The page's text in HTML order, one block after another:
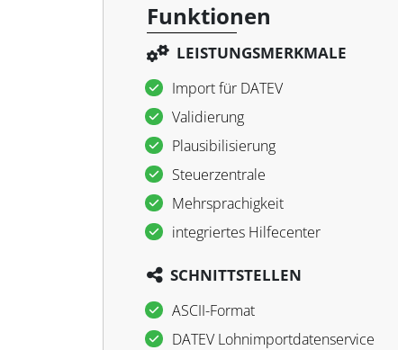
Funktionen
LEISTUNGSMERKMALE
Import für DATEV
Validierung
Plausibilisierung
Steuerzentrale
Mehrsprachigkeit
integriertes Hilfecenter
SCHNITTSTELLEN
ASCII-Format
DATEV Lohnimportdatenservice